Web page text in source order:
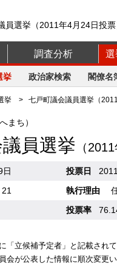
員選挙（2011年4月24日投
調査分析 選
挙 政治家検索 閣僚名
挙 > 七戸町議会議員選挙（2011
まち）
員選挙 （
日 投票日
執行理由
投票率
「立候補予定者」と記載さ
会が公表した情報に順次変更い